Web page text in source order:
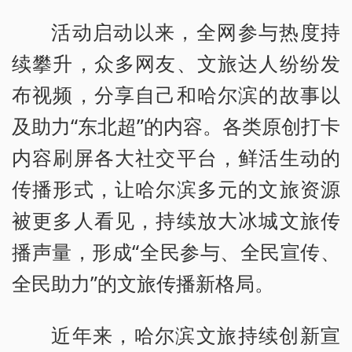
活动启动以来，全网参与热度持
续攀升，众多网友、文旅达人纷纷发
布视频，分享自己和哈尔滨的故事以
及助力“东北超”的内容。各类原创打卡
内容刷屏各大社交平台，鲜活生动的
传播形式，让哈尔滨多元的文旅资源
被更多人看见，持续放大冰城文旅传
播声量，形成“全民参与、全民宣传、
全民助力”的文旅传播新格局。
近年来，哈尔滨文旅持续创新宣